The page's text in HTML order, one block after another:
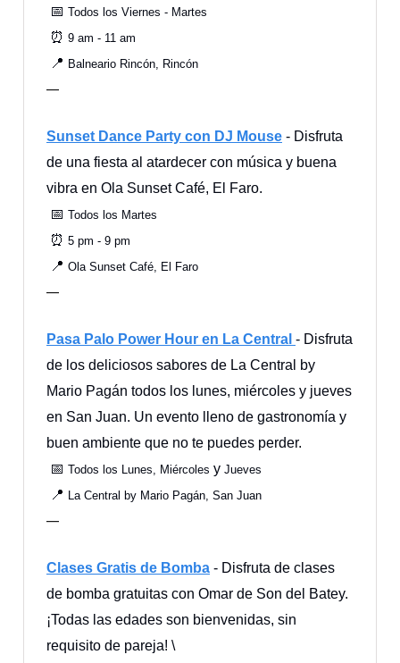
📅 Todos los Viernes - Martes
⏰ 9 am - 11 am
📍 Balneario Rincón, Rincón
—
Sunset Dance Party con DJ Mouse - Disfruta
de una fiesta al atardecer con música y buena
vibra en Ola Sunset Café, El Faro.
📅 Todos los Martes
⏰ 5 pm - 9 pm
📍 Ola Sunset Café, El Faro
—
Pasa Palo Power Hour en La Central - Disfruta
de los deliciosos sabores de La Central by
Mario Pagán todos los lunes, miércoles y jueves
en San Juan. Un evento lleno de gastronomía y
buen ambiente que no te puedes perder.
📅 Todos los Lunes, Miércoles y Jueves
📍 La Central by Mario Pagán, San Juan
—
Clases Gratis de Bomba - Disfruta de clases
de bomba gratuitas con Omar de Son del Batey.
¡Todas las edades son bienvenidas, sin
requisito de pareja! \